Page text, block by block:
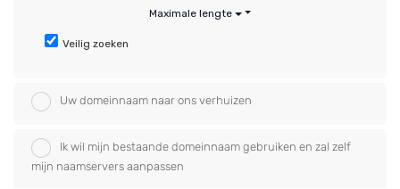
Maximale lengte
Veilig zoeken
Uw domeinnaam naar ons verhuizen
Ik wil mijn bestaande domeinnaam gebruiken en zal zelf
mijn naamservers aanpassen